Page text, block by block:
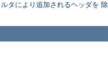
タにより追加されるヘッダを 除